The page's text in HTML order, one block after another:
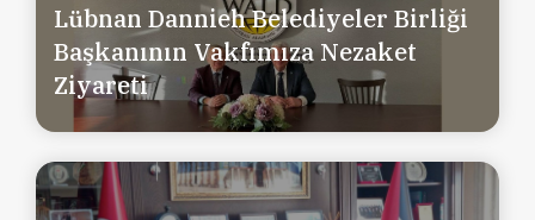
Lübnan Dannieh Belediyeler Birliği
Başkanının Vakfımıza Nezaket
Ziyareti